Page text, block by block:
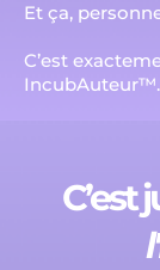
Et ça,
C’est
IncubAuteur™.